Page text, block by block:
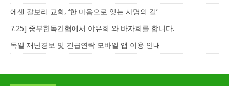
에센 갈보리 교회, ‘한 마음으로 잇는 사명의 길’
7.25] 중부한독간협에서 야유회 와 바자회를 합니다.
독일 재난경보 및 긴급연락 모바일 앱 이용 안내